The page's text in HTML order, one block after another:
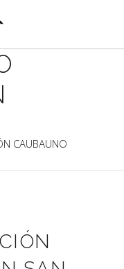
CAUBAUNO